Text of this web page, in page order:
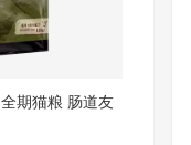
期猫粮 肠道友